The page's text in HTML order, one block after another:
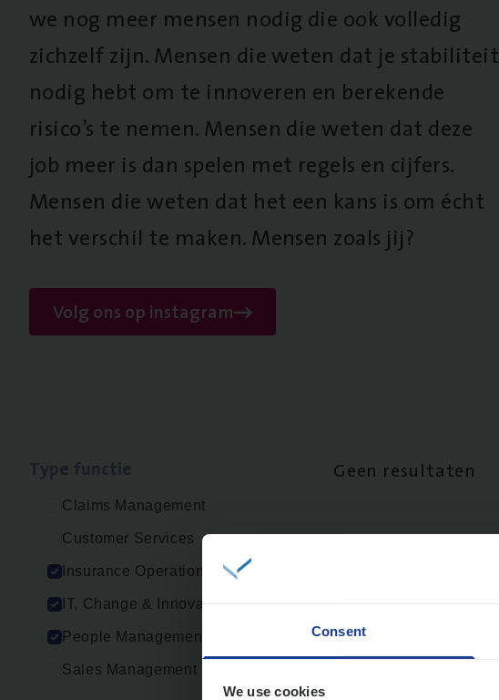
Consent
We use cookies
we nog meer mensen nodig die ook volledig
zichzelf zijn. Mensen die weten dat je stabiliteit
nodig hebt om te innoveren en berekende
risico’s te nemen. Mensen die weten dat deze
job meer is dan spelen met regels en cijfers.
Mensen die weten dat het een kans is om écht
het verschil te maken. Mensen zoals jij?
Volg ons op instagram
Claims Management
Customer Services
Insurance Operations
IT, Change & Innovation
People Management
Sales Management
Geen resultaten